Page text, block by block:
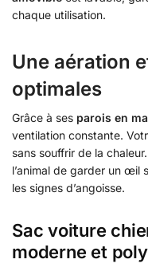
chaque utilisation.
Une aération
optimales
Grâce à ses parois en
ventilation constante.
sans souffrir de la
l’animal de garder un œil
les signes d’angoisse.
Sac voiture
moderne et